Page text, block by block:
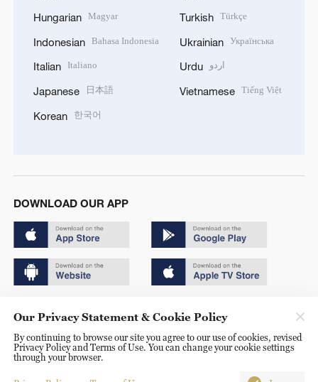
Hungarian Magyar
Indonesian Bahasa Indonesia
Italian Italiano
Japanese 日本語
Korean 한국어
Turkish Türkçe
Ukrainian Українська
Urdu اردو
Vietnamese Tiếng Việt
DOWNLOAD OUR APP
京ICP备20000184号
京公网安备 11010502050052号
Disinformation report hotline: 010-85061466
Our Privacy Statement & Cookie Policy
By continuing to browse our site you agree to our use of cookies, revised
Privacy Policy and Terms of Use. You can change your cookie settings
through your browser.